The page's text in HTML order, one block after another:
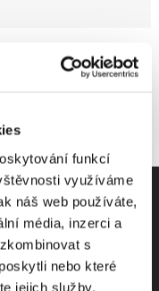
funkcí
využíváme
náš web používáte,
média, inzerci a
s
nebo které
jejich služby.
online